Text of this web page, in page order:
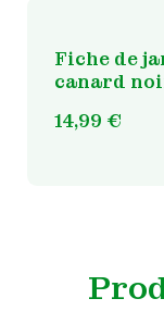
Fiche de
canard
14,99 €